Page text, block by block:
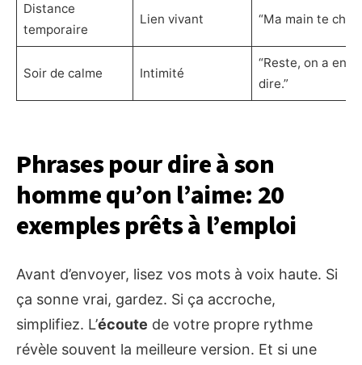
Distance
temporaire
Lien vivant “Ma main te
Soir de calme Intimité
“Reste, on a
dire.”
Phrases pour dire à son
homme qu’on l’aime: 20
exemples prêts à l’emploi
Avant d’envoyer, lisez vos mots à voix haute. Si
ça sonne vrai, gardez. Si ça accroche,
simplifiez. L’écoute de votre propre rythme
révèle souvent la meilleure version. Et si une